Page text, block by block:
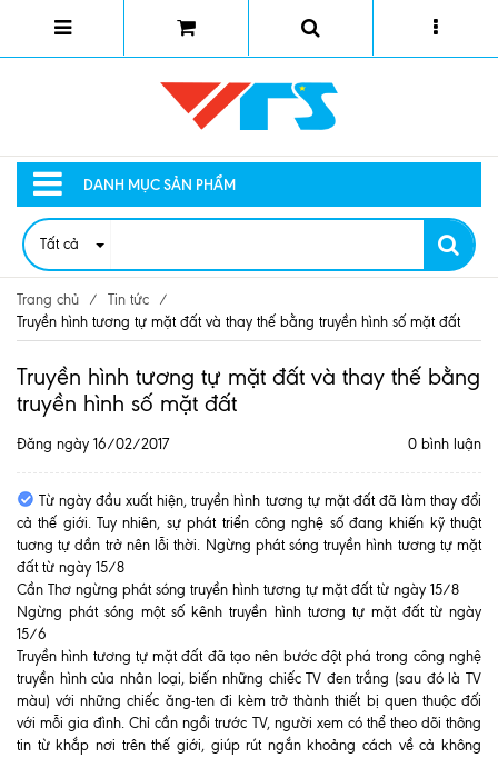
DANH MỤC SẢN PHẨM
Tất cả
Trang chủ / Tin tức
/
Truyền hình tương tự mặt đất và thay thế bằng truyền hình số mặt đất
Truyền hình tương tự mặt đất và thay thế bằng
truyền hình số mặt đất
Đăng ngày 16/02/2017 0 bình luận
Từ ngày đầu xuất hiện, truyền hình tương tự mặt đất đã làm thay đổi
cả thế giới. Tuy nhiên, sự phát triển công nghệ số đang khiến kỹ thuật
tuơng tự dần trở nên lỗi thời. Ngừng phát sóng truyền hình tương tự mặt
đất từ ngày 15/8
Cần Thơ ngừng phát sóng truyền hình tương tự mặt đất từ ngày 15/8
Ngừng phát sóng một số kênh truyền hình tương tự mặt đất từ ngày
15/6
Truyền hình tương tự mặt đất đã tạo nên bước đột phá trong công nghệ
truyền hình của nhân loại, biến những chiếc TV đen trắng (sau đó là TV
màu) với những chiếc ăng-ten đi kèm trở thành thiết bị quen thuộc đối
với mỗi gia đình. Chỉ cần ngồi trước TV, người xem có thể theo dõi thông
tin từ khắp nơi trên thế giới, giúp rút ngắn khoảng cách về cả không